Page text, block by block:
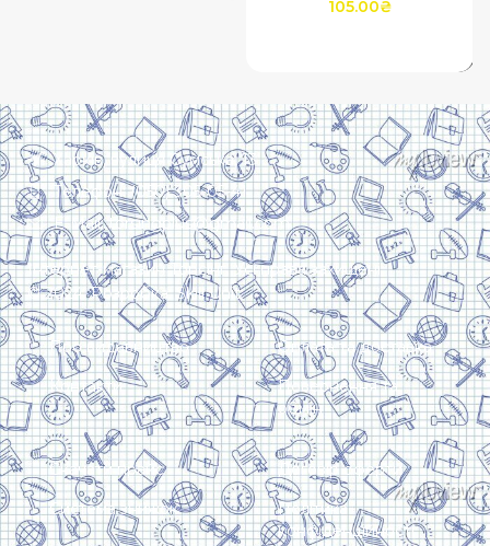
105.00₴
Харків, вулиця Сумська, 13
Телефон: (050) 305-05-41
E-Mail: torsingplus@gmail.com
Інтернет-магазин Торсінг. Усі права захищені
© 2024. Розробка:Skill Unit
Про видавництво
Контакти
Оплата та доставка
Повернення та
обмін
Скачати прайс
Система знижок
Договір оферти
Політика
конфіденційності